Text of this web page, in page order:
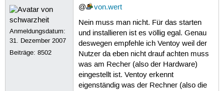
Anmeldungsdatum:
31. Dezember 2007
Beiträge:8502
@
von.wert
Nein muss man nicht. Für das starten
und installieren ist es völlig egal. Genau
deswegen empfehle ich Ventoy weil der
Nutzer da eben nicht drauf achten muss
was am Recher (also der Hardware)
eingestellt ist. Ventoy erkennt
eigenständig was der Rechner (also die